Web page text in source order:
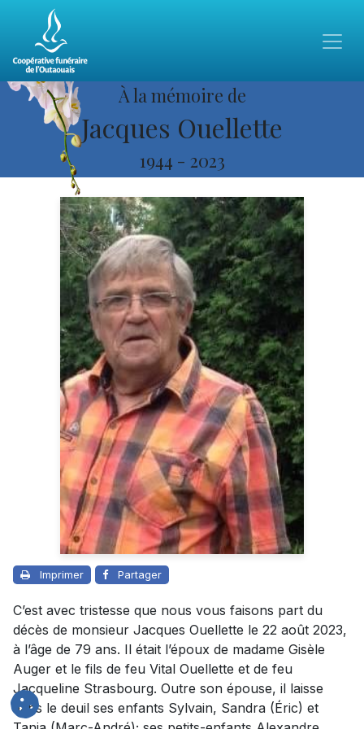
À la mémoire de
Jacques Ouellette
1944 - 2023
Imprimer Partager
C’est avec tristesse que nous vous faisons part du
décès de monsieur Jacques Ouellette le 22 août 2023,
à l’âge de 79 ans. Il était l’époux de madame Gisèle
Auger et le fils de feu Vital Ouellette et de feu
Jacqueline Strasbourg. Outre son épouse, il laisse
dans le deuil ses enfants Sylvain, Sandra (Éric) et